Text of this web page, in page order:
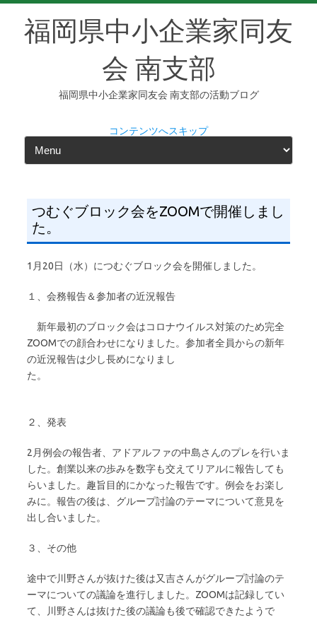
福岡県中小企業家同友
会 南支部
福岡県中小企業家同友会 南支部の活動ブログ
コンテンツへスキップ
つむぐブロック会をZOOMで開催しまし
た。
1月20日（水）につむぐブロック会を開催しました。
１、会務報告＆参加者の近況報告
新年最初のブロック会はコロナウイルス対策のため完全
ZOOMでの顔合わせになりました。参加者全員からの新年
の近況報告は少し長めになりまし
た。
２、発表
2月例会の報告者、アドアルファの中島さんのプレを行いま
した。創業以来の歩みを数字も交えてリアルに報告しても
らいました。趣旨目的にかなった報告です。例会をお楽し
みに。報告の後は、グループ討論のテーマについて意見を
出し合いました。
３、その他
途中で川野さんが抜けた後は又吉さんがグループ討論のテ
ーマについての議論を進行しました。ZOOMは記録してい
て、川野さんは抜けた後の議論も後で確認できたようで